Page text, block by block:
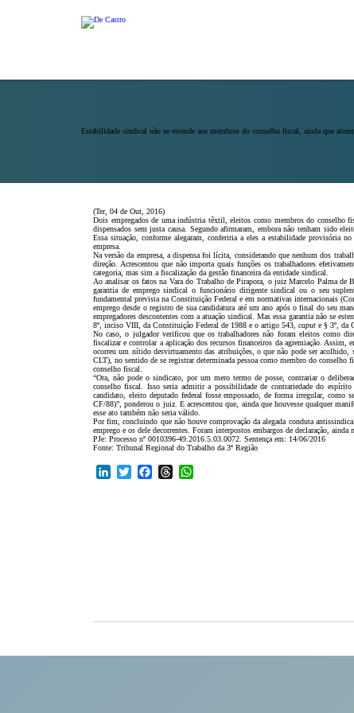
Estabilidade sindical não se estende aos membros do conselho fiscal, ainda que
(Ter, 04 de Out, 2016)
Dois empregados de uma indústria têxtil, eleitos como membros do conselho
dispensados sem justa causa. Segundo afirmaram, embora não tenham sido
Essa situação, conforme alegaram, conferiria a eles a estabilidade provisória
empresa.
Na versão da empresa, a dispensa foi lícita, considerando que nenhum dos
direção. Acrescentou que não importa quais funções os trabalhadores
categoria, mas sim a fiscalização da gestão financeira da entidade sindical.
Ao analisar os fatos na Vara do Trabalho de Pirapora, o juiz Marcelo Palma de
garantia de emprego sindical o funcionário dirigente sindical ou o seu
fundamental prevista na Constituição Federal e em normativas internacionais
emprego desde o registro de sua candidatura até um ano após o final do seu
empregadores descontentes com a atuação sindical. Mas essa garantia não se
8º, inciso VIII, da Constituição Federal de 1988 e o artigo 543, caput e § 3º, da
No caso, o julgador verificou que os trabalhadores não foram eleitos como
fiscalizar e controlar a aplicação dos recursos financeiros da agremiação.
ocorreu um nítido desvirtuamento das atribuições, o que não pode ser
CLT), no sentido de se registrar determinada pessoa como membro do
conselho fiscal.
“Ora, não pode o sindicato, por um mero termo de posse, contrariar o
conselho fiscal. Isso seria admitir a possibilidade de contrariedade do
candidato, eleito deputado federal fosse empossado, de forma irregular,
CF/88)”, ponderou o juiz. E acrescentou que, ainda que houvesse qualquer
esse ato também não seria válido.
Por fim, concluindo que não houve comprovação da alegada conduta
emprego e os dele decorrentes. Foram interpostos embargos de declaração, ainda
PJe: Processo nº 0010396-49.2016.5.03.0072. Sentença em: 14/06/2016
Fonte: Tribunal Regional do Trabalho da 3ª Região
LinkedInTwitterFacebookThreads